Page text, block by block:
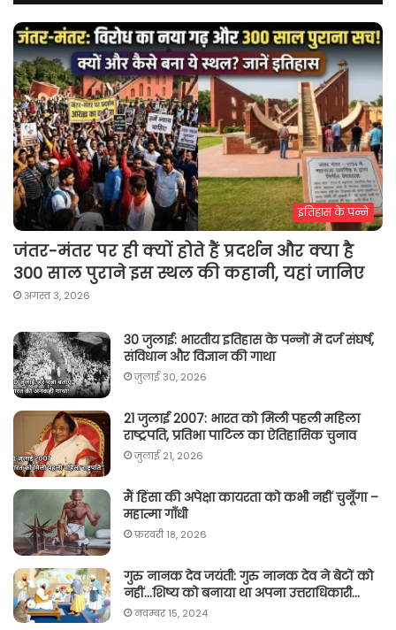
इतिहास के पन्ने
जंतर-मंतर पर ही क्यों होते हैं प्रदर्शन और क्या है
300 साल पुराने इस स्थल की कहानी, यहां जानिए
अगस्त 3, 2026
30 जुलाई: भारतीय इतिहास के पन्नों में दर्ज संघर्ष,
संविधान और विज्ञान की गाथा
जुलाई 30, 2026
21 जुलाई 2007: भारत को मिली पहली महिला
राष्ट्रपति, प्रतिभा पाटिल का ऐतिहासिक चुनाव
जुलाई 21, 2026
मैं हिंसा की अपेक्षा कायरता को कभी नहीं चुनूँगा –
महात्मा गाँधी
फ़रवरी 18, 2026
गुरु नानक देव जयंती: गुरु नानक देव ने बेटों को
नहीं…शिष्य को बनाया था अपना उत्तराधिकारी…
नवम्बर 15, 2024